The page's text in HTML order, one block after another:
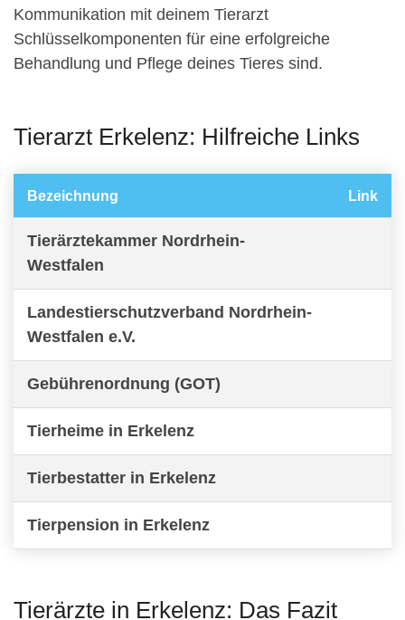
Kommunikation mit deinem Tierarzt
Schlüsselkomponenten für eine erfolgreiche
Behandlung und Pflege deines Tieres sind.
Tierarzt Erkelenz: Hilfreiche Links
Bezeichnung Link
Tierärztekammer Nordrhein-
Westfalen
Landestierschutzverband Nordrhein-
Westfalen e.V.
Gebührenordnung (GOT)
Tierheime in Erkelenz
Tierbestatter in Erkelenz
Tierpension in Erkelenz
Tierärzte in Erkelenz: Das Fazit